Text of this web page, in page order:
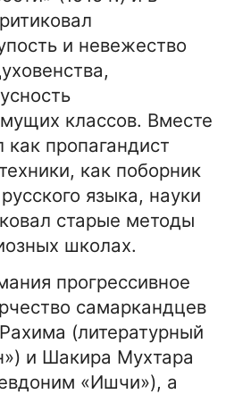
и невежество
классов. Вместе
пропагандист
как поборник
языка, науки
старые методы
школах.
прогрессивное
самаркандцев
(литературный
и Шакира Мухтара
«Ишчи»), а